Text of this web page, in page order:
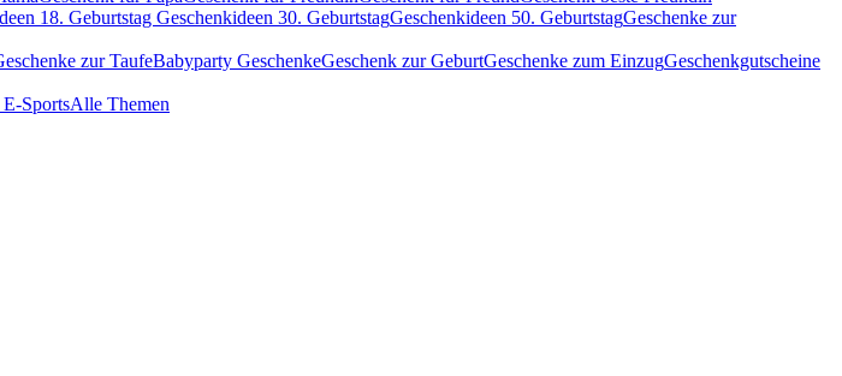
18. Geburtstag Geschenkideen 30. GeburtstagGeschenkideen 50. GeburtstagGeschenke zur
zur TaufeBabyparty GeschenkeGeschenk zur GeburtGeschenke zum EinzugGeschenkgutscheine
SportsAlle Themen